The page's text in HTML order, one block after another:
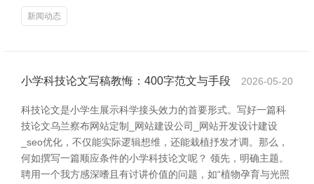
新闻动态
小学科技论文写稿教悔：400字范文与手段 2026-05-20
科技论文是小学生展示科学接头效力的首要形式。写好一篇科
技论文乌兰察布网站定制_网站建设公司_网站开发设计建设
_seo优化，不仅能实际逻辑想维，还能栽植抒发才调。那么，
何如撰写一篇顺应条件的小学科技论文呢？ 领先，明确主题。
聘用一个我方感深嗜且有讨讲价值的问题，如“植物孕育与光照